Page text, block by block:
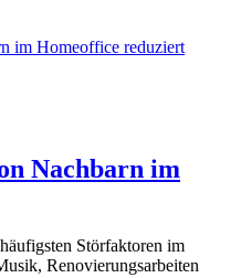
Nachbarn im
Störfaktoren im
Renovierungsarbeiten